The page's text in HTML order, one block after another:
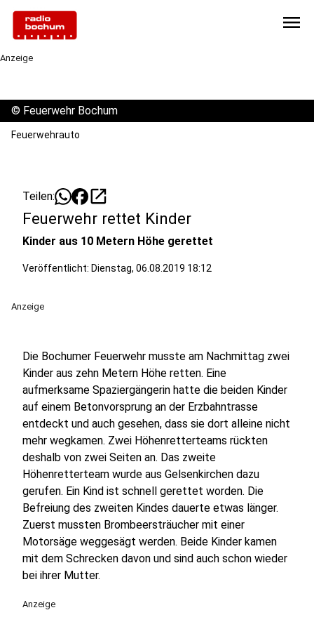
menu
Anzeige
© Feuerwehr Bochum
Feuerwehrauto
Teilen: open_in_new
Feuerwehr rettet Kinder
Kinder aus 10 Metern Höhe gerettet
Veröffentlicht: Dienstag, 06.08.2019 18:12
Anzeige
Die Bochumer Feuerwehr musste am Nachmittag zwei
Kinder aus zehn Metern Höhe retten. Eine
aufmerksame Spaziergängerin hatte die beiden Kinder
auf einem Betonvorsprung an der Erzbahntrasse
entdeckt und auch gesehen, dass sie dort alleine nicht
mehr wegkamen. Zwei Höhenretterteams rückten
deshalb von zwei Seiten an. Das zweite
Höhenretterteam wurde aus Gelsenkirchen dazu
gerufen. Ein Kind ist schnell gerettet worden. Die
Befreiung des zweiten Kindes dauerte etwas länger.
Zuerst mussten Brombeersträucher mit einer
Motorsäge weggesägt werden. Beide Kinder kamen
mit dem Schrecken davon und sind auch schon wieder
bei ihrer Mutter.
Anzeige